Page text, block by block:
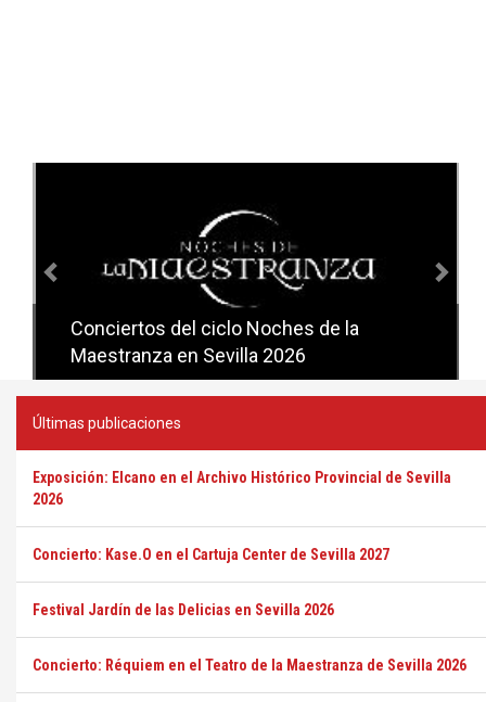
Conciertos del ciclo Noches de la
Maestranza en Sevilla 2026
Conciertos del ciclo Candlelight en
Sevilla
Últimas publicaciones
Exposición: Elcano en el Archivo Histórico Provincial de Sevilla
2026
Concierto: Kase.O en el Cartuja Center de Sevilla 2027
Festival Jardín de las Delicias en Sevilla 2026
Concierto: Réquiem en el Teatro de la Maestranza de Sevilla 2026